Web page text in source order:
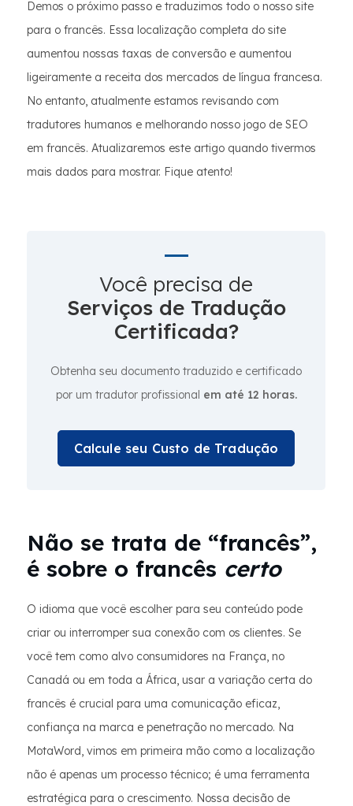
Demos o próximo passo e traduzimos todo o nosso site
para o francês. Essa localização completa do site
aumentou nossas taxas de conversão e aumentou
ligeiramente a receita dos mercados de língua francesa.
No entanto, atualmente estamos revisando com
tradutores humanos e melhorando nosso jogo de SEO
em francês. Atualizaremos este artigo quando tivermos
mais dados para mostrar. Fique atento!
Você precisa de
Serviços de Tradução
Certificada?
Obtenha seu documento traduzido e certificado
por um tradutor profissional em até 12 horas.
Calcule seu Custo de Tradução
Não se trata de “francês”,
é sobre o francês certo
O idioma que você escolher para seu conteúdo pode
criar ou interromper sua conexão com os clientes. Se
você tem como alvo consumidores na França, no
Canadá ou em toda a África, usar a variação certa do
francês é crucial para uma comunicação eficaz,
confiança na marca e penetração no mercado. Na
MotaWord, vimos em primeira mão como a localização
não é apenas um processo técnico; é uma ferramenta
estratégica para o crescimento. Nossa decisão de